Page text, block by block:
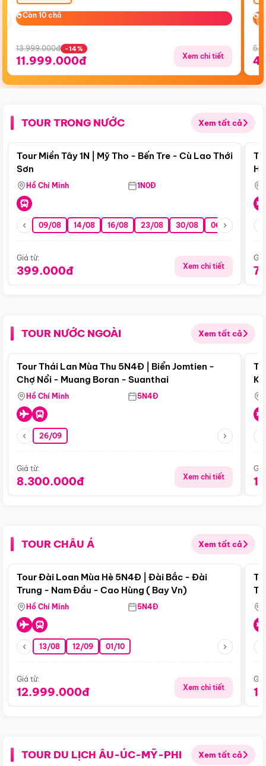
Còn 10 chỗ
Còn 10 chỗ
13.999.000đ -14%
11.999.000đ Xem chi tiết
TOUR TRONG NƯỚC Xem tất cả
Điểm nổi bật
Tour Miền Tây 1N | Mỹ Tho - Bến Tre - Cù Lao Thới
Sơn
Hồ Chí Minh 1N0Đ
09/08 14/08 16/08 23/08 30/08 06/09 13/09
Giá từ:
399.000đ Xem chi tiết
TOUR NƯỚC NGOÀI Xem tất cả
Điểm nổi bật
Tour Thái Lan Mùa Thu 5N4Đ | Biển Jomtien -
Chợ Nổi - Muang Boran - Suanthai
Hồ Chí Minh 5N4Đ
26/09
Giá từ:
8.300.000đ Xem chi tiết
TOUR CHÂU Á Xem tất cả
Điểm nổi bật
Tour Đài Loan Mùa Hè 5N4Đ | Đài Bắc - Đài
Trung - Nam Đầu - Cao Hùng ( Bay Vn)
Hồ Chí Minh 5N4Đ
13/08 12/09 01/10
Giá từ:
12.999.000đ Xem chi tiết
TOUR DU LỊCH ÂU-ÚC-MỸ-PHI Xem tất cả
Điểm nổi bật